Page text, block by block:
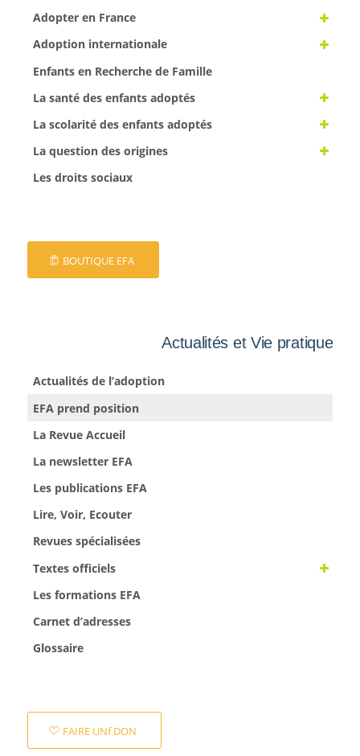
Adopter en France
Adoption internationale
Enfants en Recherche de Famille
La santé des enfants adoptés
La scolarité des enfants adoptés
La question des origines
Les droits sociaux
BOUTIQUE EFA
Actualités et Vie pratique
Actualités de l’adoption
EFA prend position
La Revue Accueil
La newsletter EFA
Les publications EFA
Lire, Voir, Ecouter
Revues spécialisées
Textes officiels
Les formations EFA
Carnet d’adresses
Glossaire
FAIRE UNf DON